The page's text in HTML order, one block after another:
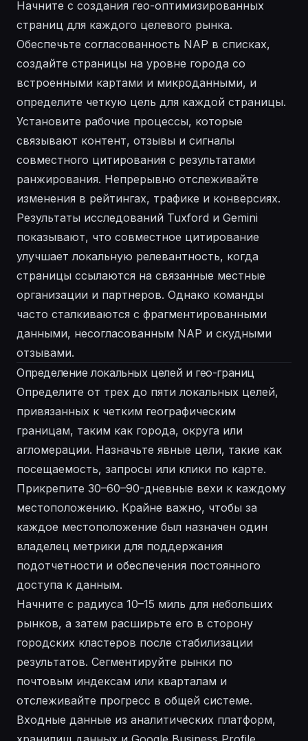
Начните с создания гео-оптимизированных
страниц для каждого целевого рынка.
Обеспечьте согласованность NAP в списках,
создайте страницы на уровне города со
встроенными картами и микроданными, и
определите четкую цель для каждой страницы.
Установите рабочие процессы, которые
связывают контент, отзывы и сигналы
совместного цитирования с результатами
ранжирования. Непрерывно отслеживайте
изменения в рейтингах, трафике и конверсиях.
Результаты исследований Tuxford и Gemini
показывают, что совместное цитирование
улучшает локальную релевантность, когда
страницы ссылаются на связанные местные
организации и партнеров. Однако команды
часто сталкиваются с фрагментированными
данными, несогласованным NAP и скудными
отзывами.
Определение локальных целей и гео-границ
Определите от трех до пяти локальных целей,
привязанных к четким географическим
границам, таким как города, округа или
агломерации. Назначьте явные цели, такие как
посещаемость, запросы или клики по карте.
Прикрепите 30–60–90-дневные вехи к каждому
местоположению. Крайне важно, чтобы за
каждое местоположение был назначен один
владелец метрики для поддержания
подотчетности и обеспечения постоянного
доступа к данным.
Начните с радиуса 10–15 миль для небольших
рынков, а затем расширьте его в сторону
городских кластеров после стабилизации
результатов. Сегментируйте рынки по
почтовым индексам или кварталам и
отслеживайте прогресс в общей системе.
Входные данные из аналитических платформ,